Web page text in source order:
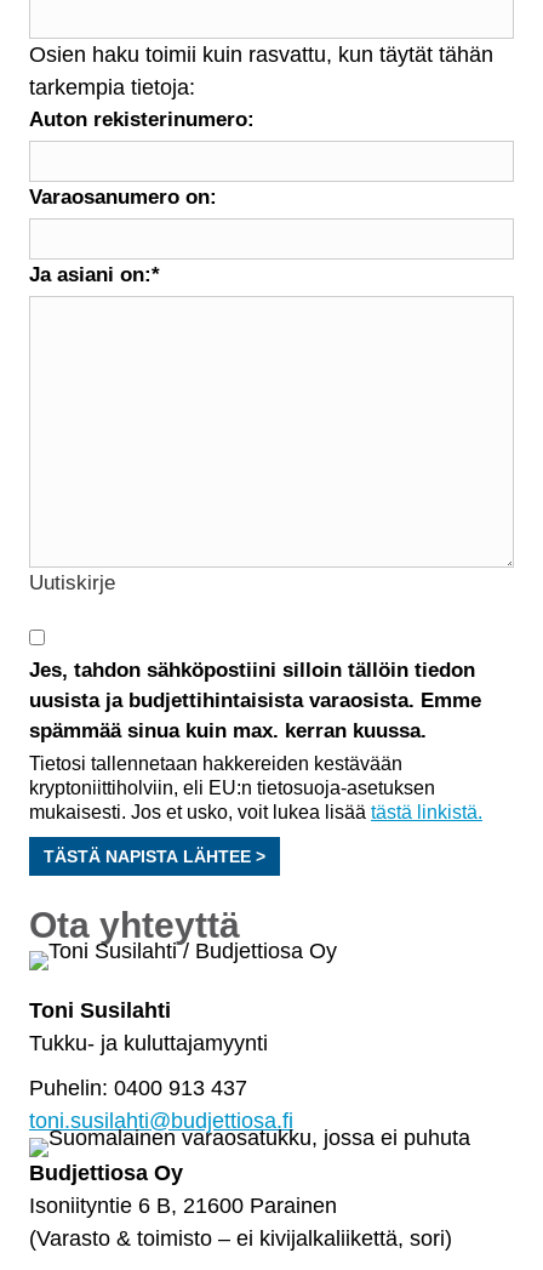
Osien haku toimii kuin rasvattu, kun täytät tähän
tarkempia tietoja:
Auton rekisterinumero:
Varaosanumero on:
Ja asiani on:*
Uutiskirje
Jes, tahdon sähköpostiini silloin tällöin tiedon
uusista ja budjettihintaisista varaosista. Emme
spämmää sinua kuin max. kerran kuussa.
Tietosi tallennetaan hakkereiden kestävään
kryptoniittiholviin, eli EU:n tietosuoja-asetuksen
mukaisesti. Jos et usko, voit lukea lisää tästä linkistä.
TÄSTÄ NAPISTA LÄHTEE >
Ota yhteyttä
Toni Susilahti
Tukku- ja kuluttajamyynti
Puhelin: 0400 913 437
toni.susilahti@budjettiosa.fi
Budjettiosa Oy
Isoniityntie 6 B, 21600 Parainen
(Varasto & toimisto – ei kivijalkaliikettä, sori)